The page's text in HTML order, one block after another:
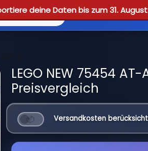
deine Daten bis zum 31. August
Reviews
4
LEGO NEW 75454
Preisvergleich
Versandkosten